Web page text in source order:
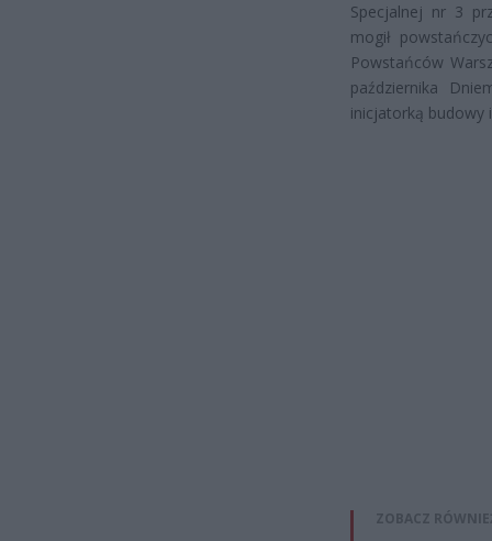
Specjalnej nr 3
mogił
Powstańców
października
inicjatorką budowy
ZOBACZ